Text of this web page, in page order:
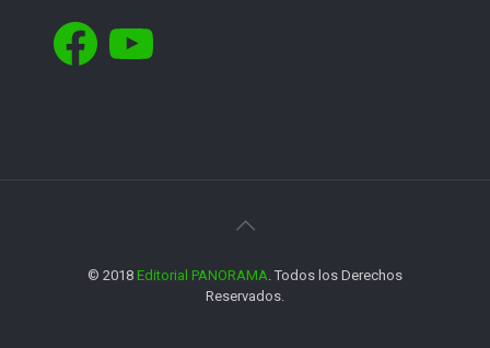
Facebook
© 2018 Editorial PANORAMA. Todos los Derechos
Reservados.